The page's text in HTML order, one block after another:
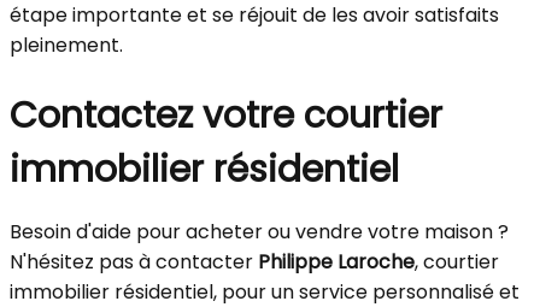
étape importante et se réjouit de les avoir satisfaits
pleinement.
Contactez votre courtier
immobilier résidentiel
Besoin d'aide pour acheter ou vendre votre maison ?
N'hésitez pas à contacter Philippe Laroche, courtier
immobilier résidentiel, pour un service personnalisé et